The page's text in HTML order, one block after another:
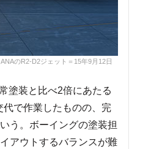
のR2-D2ジェット＝15年9月12日
塗装と比べ2倍にあたる
で作業したものの、完
う。ボーイングの塗装担
アウトするバランスが難